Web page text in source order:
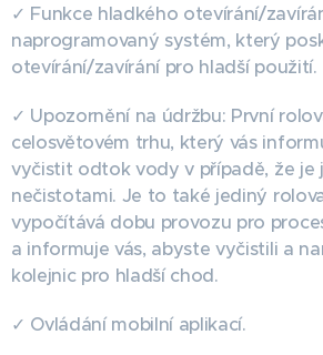
✓ Funkce hladkého otevírání/
naprogramovaný systém, který
otevírání/zavírání pro hladší použití.
✓ Upozornění na údržbu: První
celosvětovém trhu, který vás
vyčistit odtok vody v případě, že je
nečistotami. Je to také jediný
vypočítává dobu provozu pro
a informuje vás, abyste vyčistili a
kolejnic pro hladší chod.
✓ Ovládání mobilní aplikací.